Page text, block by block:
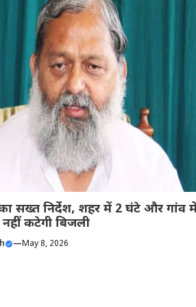
सख्त निर्देश, शहर में 2 घंटे और गांव
कटेगी बिजली
—May 8, 2026